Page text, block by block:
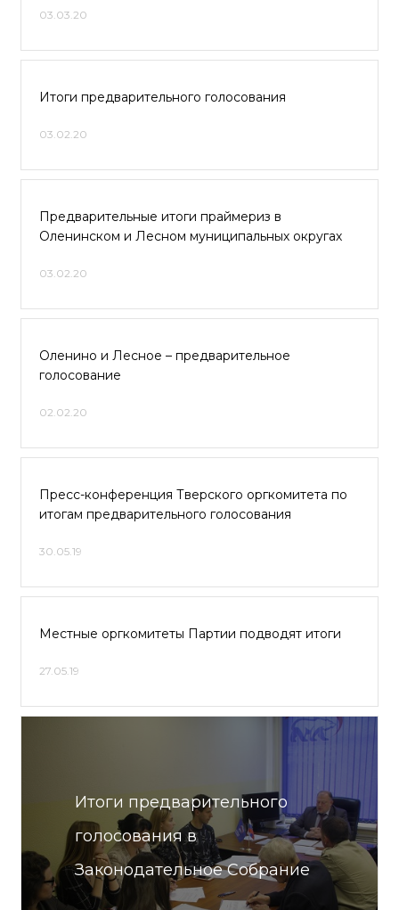
03.03.20
Итоги предварительного голосования
03.02.20
Предварительные итоги праймериз в
Оленинском и Лесном муниципальных округах
03.02.20
Оленино и Лесное – предварительное
голосование
02.02.20
Пресс-конференция Тверского оргкомитета по
итогам предварительного голосования
30.05.19
Местные оргкомитеты Партии подводят итоги
27.05.19
Итоги предварительного
голосования в
Законодательное Собрание